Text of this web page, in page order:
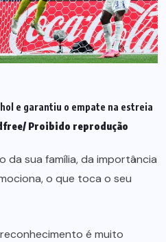
e garantiu o empate na estreia
Proibido reprodução
da sua família, da importância
o que toca o seu
é muito